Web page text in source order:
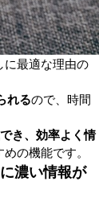
に最適な理由の
れるので、時間
き、効率よく情
の機能です。
濃い情報が